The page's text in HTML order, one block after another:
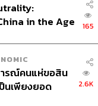
in the Age
165
ารณ์คนแห่ขอสิน
นเพียงยอด
2.6K